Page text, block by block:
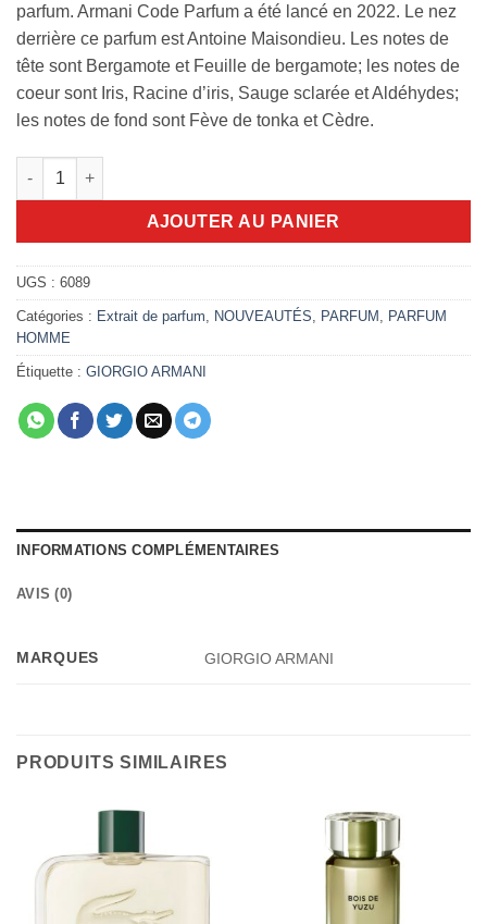
parfum. Armani Code Parfum a été lancé en 2022. Le nez
derrière ce parfum est Antoine Maisondieu. Les notes de
tête sont Bergamote et Feuille de bergamote; les notes de
coeur sont Iris, Racine d’iris, Sauge sclarée et Aldéhydes;
les notes de fond sont Fève de tonka et Cèdre.
quantité de Armani Code Parfum 75ml
AJOUTER AU PANIER
UGS : 6089
Catégories : Extrait de parfum NOUVEAUTÉS PARFUM
PARFUM
HOMME
Étiquette : GIORGIO ARMANI
INFORMATIONS COMPLÉMENTAIRES
AVIS (0)
MARQUES GIORGIO ARMANI
PRODUITS SIMILAIRES